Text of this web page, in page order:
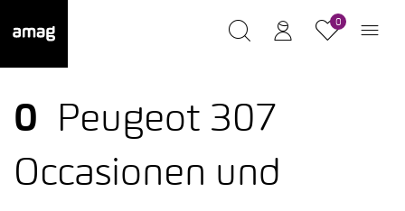
0
0
Peugeot 307
Occasionen und